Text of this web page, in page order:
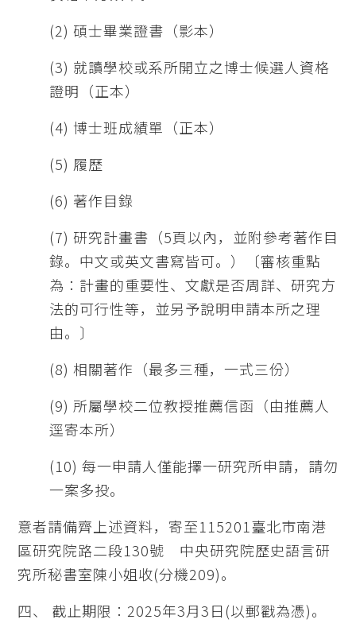
(2) 碩士畢業證書（影本）
(3) 就讀學校或系所開立之博士候選人資格
證明（正本）
(4) 博士班成績單（正本）
(5) 履歷
(6) 著作目錄
(7) 研究計畫書（5頁以內，並附參考著作目
錄。中文或英文書寫皆可。）〔審核重點
為：計畫的重要性、文獻是否周詳、研究方
法的可行性等，並另予說明申請本所之理
由。〕
(8) 相關著作（最多三種，一式三份）
(9) 所屬學校二位教授推薦信函（由推薦人
逕寄本所）
(10) 每一申請人僅能擇一研究所申請，請勿
一案多投。
意者請備齊上述資料，寄至115201臺北市南港
區研究院路二段130號 中央研究院歷史語言研
究所秘書室陳小姐收(分機209)。
四、 截止期限：2025年3月3日(以郵戳為憑)。